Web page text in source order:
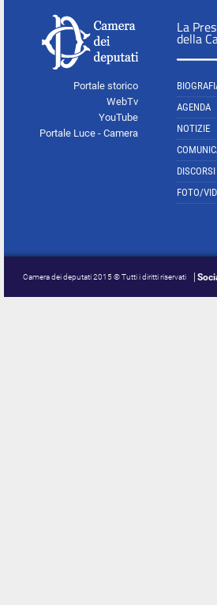
Portale storico
WebTv
YouTube
Portale Luce - Camera
La
della
AGENDA
NOTIZIE
DISCORSI
FOTO/
Camera dei deputati 2015 © Tutti i diritti riservati